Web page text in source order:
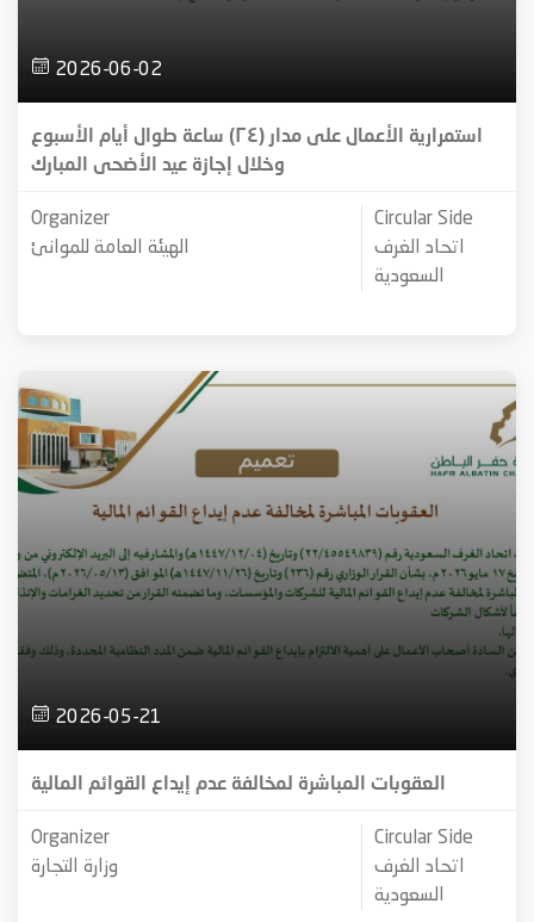
2026-06-02
استمرارية الأعمال على مدار (٢٤) ساعة طوال أيام الأسبوع
وخلال إجازة عيد الأضحى المبارك
Organizer
الهيئة العامة للموانئ
Circular Side
اتحاد الغرف
السعودية
2026-05-21
العقوبات المباشرة لمخالفة عدم إيداع القوائم المالية
Organizer
وزارة التجارة
Circular Side
اتحاد الغرف
السعودية